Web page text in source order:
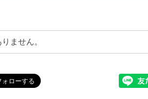
ません。